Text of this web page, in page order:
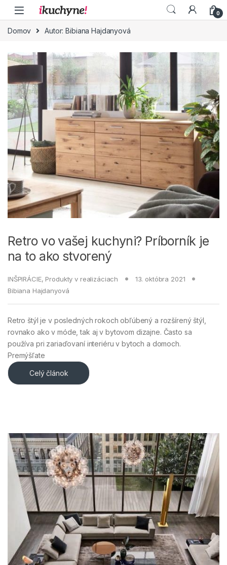
Skip to navigation
Skip to content
0
Domov Autor: Bibiana Hajdanyová
Retro vo vašej kuchyni? Príborník je
na to ako stvorený
INŠPIRÁCIE, Produkty v realizáciach
13. októbra 2021
Bibiana Hajdanyová
Retro štýl je v posledných rokoch obľúbený a rozšírený štýl,
rovnako ako v móde, tak aj v bytovom dizajne. Často sa
používa pri zariaďovaní interiéru v bytoch a domoch.
Premýšľate
Celý článok